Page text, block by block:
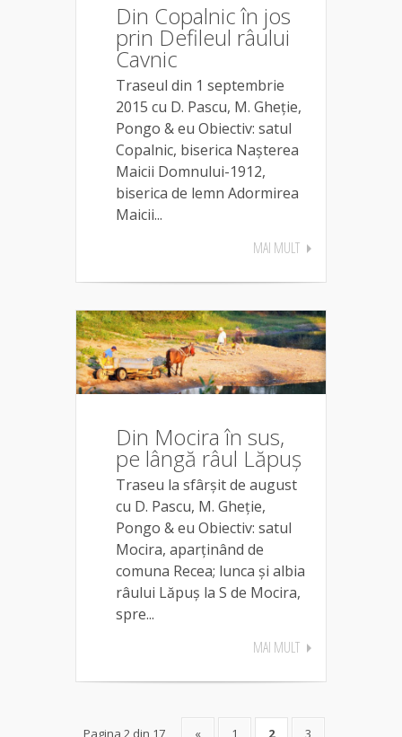
Din Copalnic în jos
prin Defileul râului
Cavnic
Traseul din 1 septembrie
2015 cu D. Pascu, M. Gheție,
Pongo & eu Obiectiv: satul
Copalnic, biserica Nașterea
Maicii Domnului-1912,
biserica de lemn Adormirea
Maicii...
MAI MULT
Din Mocira în sus,
pe lângă râul Lăpuș
Traseu la sfârșit de august
cu D. Pascu, M. Gheție,
Pongo & eu Obiectiv: satul
Mocira, aparținând de
comuna Recea; lunca și albia
râului Lăpuș la S de Mocira,
spre...
MAI MULT
Pagina 2 din 17 « 1 2 3